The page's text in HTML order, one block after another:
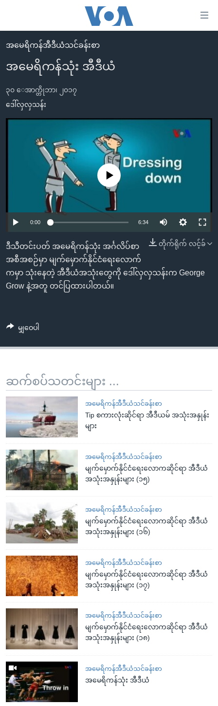
လွယ်ကူ
စေ
Link
အကြောင်းအရာ
စာမျက်နှာ
သို့
ကျော်
ကြည့်
ရန်
ရန်
မူလစာမျက်နှာ
မြန်မာ
ကမ္ဘာ့သတင်းများ
နိုင်ငံတကာ
အမေရိကန်
တရုတ်
အစ္စရေး-ပါလက်စတိုင်း
ဗွီဒီယို
သတင်းလွတ်လပ်ခွင့်
ရပ်ဝန်းတခု လမ်းတခု အလွန်
အင်္ဂလိပ်စာလေ့လာမယ်
အမေရိကန်သုံးအီဒီယံ
မကြေးမုံရဲ့ အင်္ဂလိပ်စာ
ရုပ်ရှင်ထဲက အင်္ဂလိပ်စာ
သုတပဒေသာ အင်္ဂလိပ်စာ
အပတ်စဉ်ကဏ္ဍများ
ရေဒီယိုနှင့်ရုပ်သံ အချက်အလက်များ
ရေဒီယို/တီဗွီအစီအစဉ်
ဗွီအိုအေ လူမှုကွန်ယက်များ
အမေရိကန်အီဒီယံသင်ခန်းစာ
အမေရိကန်သုံး အီဒီယံ
၃၀ ေအာက္တိုဘာ၊ ၂၀၁၇
ဒေါ်လှလှသန်း
No media source currently available
0:00 6:34
တိုက်ရိုက် လင့်ခ်
ဒီသီတင်းပတ် အမေရိကန်သုံး အင်္ဂလိပ်စာ
အစီအစဉ်မှာ မျက်မှောက်နိုင်ငံရေးလောက်
ကမှာ သုံးနေတဲ့ အီဒီယံအသုံးတွေကို ဒေါ်လှလှသန်းက George
Grow နဲ့အတူ တင်ပြထားပါတယ်။
မျှဝေပါ
ဆက်စပ်သတင်းများ ...
အမေရိကန်အီဒီယံသင်ခန်းစာ
Tip စကားလုံးဆိုင်ရာ အီဒီယမ် အသုံးအနှုန်း
များ
အမေရိကန်အီဒီယံသင်ခန်းစာ
မျက်မှောက်နိုင်ငံရေးလောကဆိုင်ရာ အီဒီယံ
အသုံးအနှုန်းများ (၁၅)
အမေရိကန်အီဒီယံသင်ခန်းစာ
မျက်မှောက်နိုင်ငံရေးလောကဆိုင်ရာ အီဒီယံ
အသုံးအနှုန်းများ (၁၆)
အမေရိကန်အီဒီယံသင်ခန်းစာ
မျက်မှောက်နိုင်ငံရေးလောကဆိုင်ရာ အီဒီယံ
အသုံးအနှုန်းများ (၁၇)
အမေရိကန်အီဒီယံသင်ခန်းစာ
မျက်မှောက်နိုင်ငံရေးလောကဆိုင်ရာ အီဒီယံ
အသုံးအနှုန်းများ (၁၈)
အမေရိကန်အီဒီယံသင်ခန်းစာ
အမေရိကန်သုံး အီဒီယံ